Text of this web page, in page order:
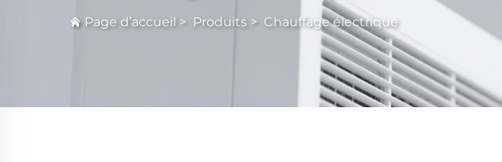
Page d’accueil > Produits > Chauffage électrique